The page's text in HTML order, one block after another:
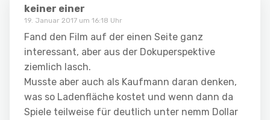
keiner einer
19. Januar 2017 um 16:18 Uhr
Fand den Film auf der einen Seite ganz
interessant, aber aus der Dokuperspektive
ziemlich lasch.
Musste aber auch als Kaufmann daran denken,
was so Ladenfläche kostet und wenn dann da
Spiele teilweise für deutlich unter nemm Dollar